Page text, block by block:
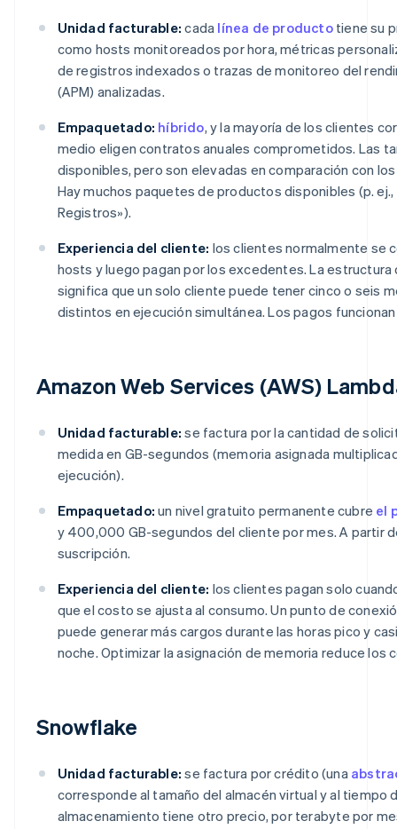
Unidad facturable: cada línea de productotiene su
como hosts monitoreados por hora, métricas
de registros indexados o trazas de monitoreo del
(APM) analizadas.
Empaquetado: híbrido, y la mayoría de los clientes
medio eligen contratos anuales comprometidos. Las
disponibles, pero son elevadas en comparación con
Hay muchos paquetes de productos disponibles (p.
Registros»).
Experiencia del cliente: los clientes normalmente se
hosts y luego pagan por los excedentes. La
significa que un solo cliente puede tener cinco o seis
distintos en ejecución simultánea. Los pagos
Amazon Web Services (AWS)
Unidad facturable: se factura por la cantidad de
medida en GB-segundos (memoria asignada
ejecución).
Empaquetado: un nivel gratuito permanente cubre el
y 400,000 GB-segundos del cliente por mes. A partir
suscripción.
Experiencia del cliente: los clientes pagan solo
que el costo se ajusta al consumo. Un punto de
puede generar más cargos durante las horas pico y
noche. Optimizar la asignación de memoria reduce los
Snowflake
Unidad facturable: se factura por crédito (una
corresponde al tamaño del almacén virtual y al tiempo
almacenamiento tiene otro precio, por terabyte por